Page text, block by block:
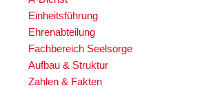
Einheitsführung
Ehrenabteilung
Fachbereich Seelsorge
Aufbau & Struktur
Zahlen & Fakten